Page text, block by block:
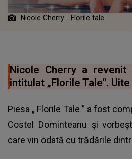
Nicole Cherry - Florile tale
Nicole Cherry a revenit
intitulat „Florile Tale".
Piesa „ Florile Tale ” a fost
Costel Dominteanu și
care vin odată cu trădările